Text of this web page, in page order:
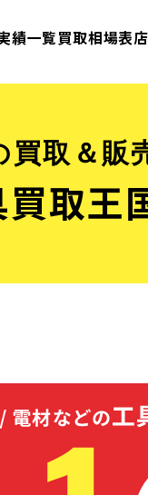
績一覧買取相場表
買取＆販
取王